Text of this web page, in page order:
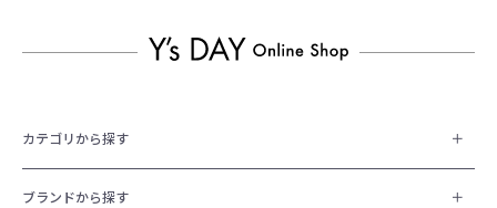
カテゴリから探す
ブランドから探す